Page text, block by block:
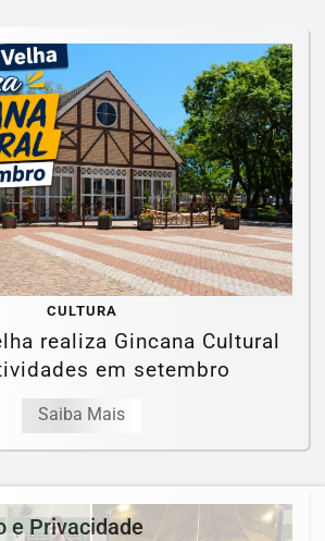
CULTURA
realiza Gincana Cultural
em setembro
Saiba Mais
e Privacidade